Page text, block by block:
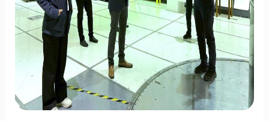
การ
ทดสอบ
สนับสนุน
แนวทาง
ทะเบียน
ขาย